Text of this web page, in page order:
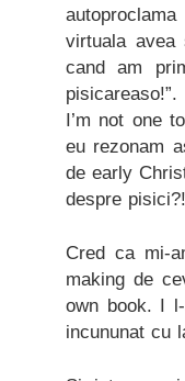
virtuala avea
cand am
I’m not one
eu rezonam
de early
despre
Cred ca mi-
making de
own book. I
incununat cu